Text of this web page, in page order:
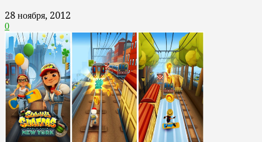
28 ноября, 2012
0